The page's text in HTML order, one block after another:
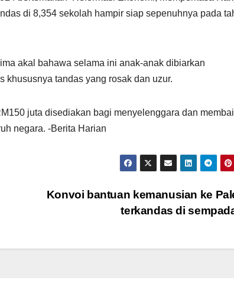
di 8,354 sekolah hampir siap sepenuhnya pada
akal bahawa selama ini anak-anak dibiarkan
khususnya tandas yang rosak dan uzur.
juta disediakan bagi menyelenggara dan
negara. -Berita Harian
Konvoi bantuan kemanusian ke
terkandas di